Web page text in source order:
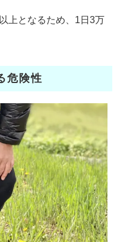
上となるため、1日3万
危険性